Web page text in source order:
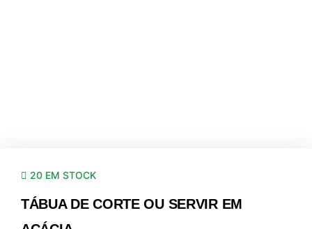
20 EM STOCK
TÁBUA DE CORTE OU SERVIR EM